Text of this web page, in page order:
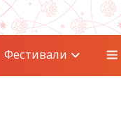
Фестивали